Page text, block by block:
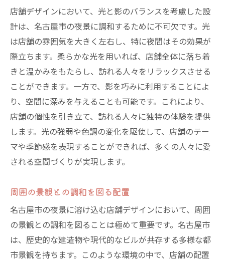
店舗デザインにおいて、光と影のバランスを考慮した設
計は、名古屋市の夜景に調和するために不可欠です。光
は店舗の雰囲気を大きく左右し、特に夜間はその効果が
際立ちます。柔らかな光を用いれば、店舗全体に落ち着
きと温かみをもたらし、訪れる人々をリラックスさせる
ことができます。一方で、影を巧みに利用することによ
り、空間に深みを与えることも可能です。これにより、
店舗の個性を引き立て、訪れる人々に独特の体験を提供
します。光の強弱や色調の変化を駆使して、店舗のテー
マや季節感を表現することができれば、多くの人々に愛
される空間づくりが実現します。
周囲の景観との調和を図る配置
名古屋市の夜景に溶け込む店舗デザインにおいて、周囲
の景観との調和を図ることは極めて重要です。名古屋市
は、歴史的な建造物や現代的なビルが共存する多様な都
市景観を持ちます。このような環境の中で、店舗の配置